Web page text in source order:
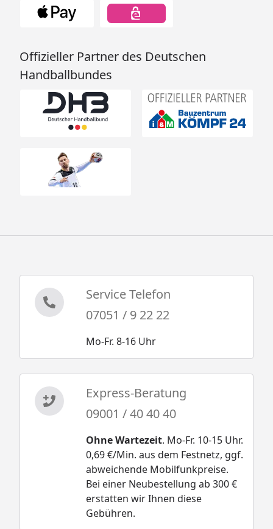
Offizieller Partner des Deutschen
Handballbundes
Service Telefon
07051 / 9 22 22
Mo-Fr. 8-16 Uhr
Express-Beratung
09001 / 40 40 40
Ohne Wartezeit. Mo-Fr. 10-15 Uhr.
0,69 €/Min. aus dem Festnetz, ggf.
abweichende Mobilfunkpreise.
Bei einer Neubestellung ab 300 €
erstatten wir Ihnen diese
Gebühren.